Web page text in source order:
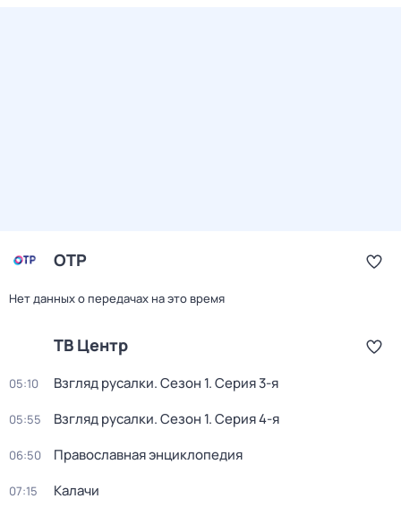
ОТР
Нет данных о передачах на это время
ТВ Центр
05:10 Взгляд русалки. Сезон 1. Серия 3-я
05:55 Взгляд русалки. Сезон 1. Серия 4-я
06:50 Православная энциклопедия
07:15 Калачи